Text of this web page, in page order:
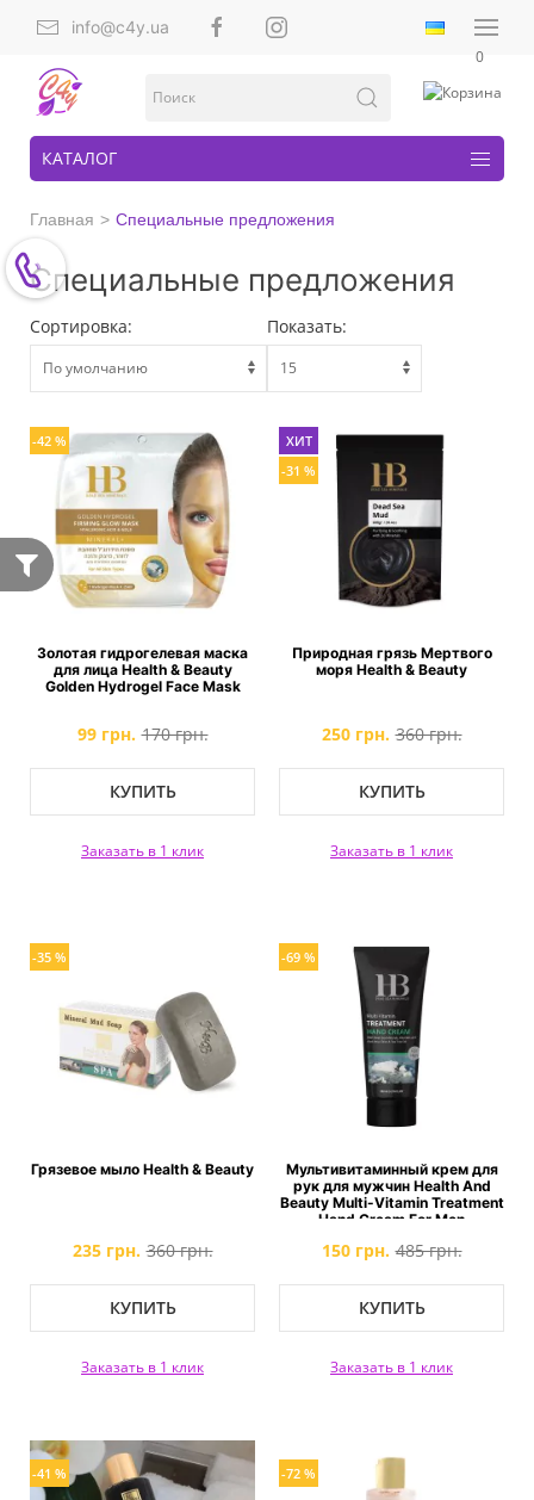
info@c4y.ua
0
КАТАЛОГ
Главная Специальные предложения
Специальные предложения
Сортировка: Показать:
-42 %
Золотая гидрогелевая маска
для лица Health & Beauty
Golden Hydrogel Face Mask
99 грн. 170 грн.
КУПИТЬ
Заказать в 1 клик
ХИТ
-31 %
Природная грязь Мертвого
моря Health & Beauty
250 грн. 360 грн.
КУПИТЬ
Заказать в 1 клик
-35 %
Грязевое мыло Health & Beauty
235 грн. 360 грн.
КУПИТЬ
Заказать в 1 клик
-69 %
Мультивитаминный крем для
рук для мужчин Health And
Beauty Multi-Vitamin Treatment
Hand Cream For Men
150 грн. 485 грн.
КУПИТЬ
Заказать в 1 клик
-41 % -72 %